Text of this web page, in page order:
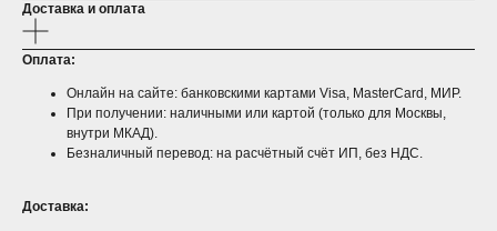
Доставка и оплата
Оплата:​
Онлайн на сайте: банковскими картами Visa, MasterCard, МИР.​
При получении: наличными или картой (только для Москвы,
внутри МКАД).
Безналичный перевод: на расчётный счёт ИП, без НДС.
Доставка:​